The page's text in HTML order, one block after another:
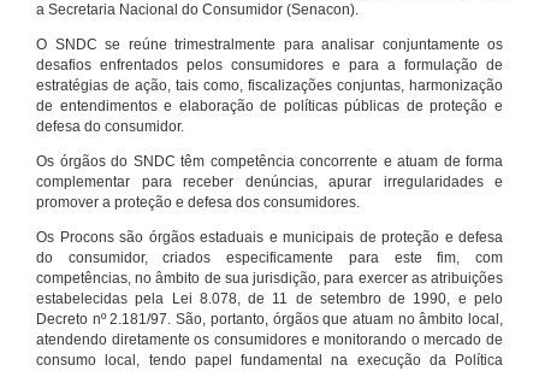
a Secretaria Nacional do Consumidor (Senacon).
O SNDC se reúne trimestralmente para analisar conjuntamente os
desafios enfrentados pelos consumidores e para a formulação de
estratégias de ação, tais como, fiscalizações conjuntas, harmonização
de entendimentos e elaboração de políticas públicas de proteção e
defesa do consumidor.
Os órgãos do SNDC têm competência concorrente e atuam de forma
complementar para receber denúncias, apurar irregularidades e
promover a proteção e defesa dos consumidores.
Os Procons são órgãos estaduais e municipais de proteção e defesa
do consumidor, criados especificamente para este fim, com
competências, no âmbito de sua jurisdição, para exercer as atribuições
estabelecidas pela Lei 8.078, de 11 de setembro de 1990, e pelo
Decreto nº 2.181/97. São, portanto, órgãos que atuam no âmbito local,
atendendo diretamente os consumidores e monitorando o mercado de
consumo local, tendo papel fundamental na execução da Política